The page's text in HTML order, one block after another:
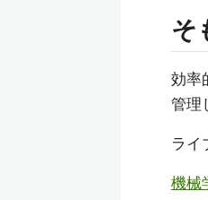
そ
効率
管理
ライ
機械